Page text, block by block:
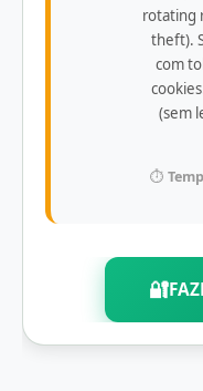
rotating
theft).
com
(sem
⏱️
🔐